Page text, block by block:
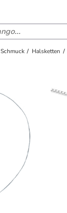
Schmuck Halsketten